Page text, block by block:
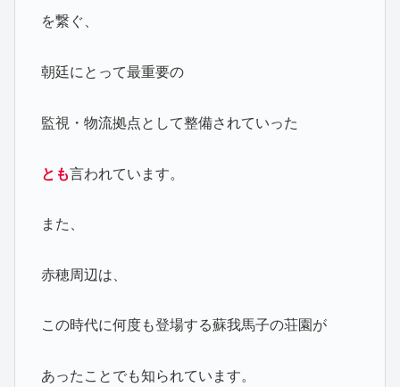
を繋ぐ、
朝廷にとって最重要の
監視・物流拠点として整備されていった
とも言われています。
また、
赤穂周辺は、
この時代に何度も登場する蘇我馬子の荘園が
あったことでも知られています。